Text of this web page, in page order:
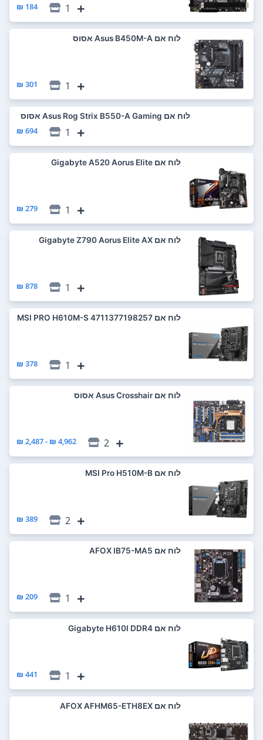
1
184 ₪
לוח אם Asus B450M-A אסוס
1
301 ₪
לוח אם Asus Rog Strix B550-A Gaming אסוס
1
694 ₪
לוח אם Gigabyte A520 Aorus Elite
1
279 ₪
לוח אם Gigabyte Z790 Aorus Elite AX
1
878 ₪
לוח אם MSI PRO H610M-S 4711377198257
1
378 ₪
לוח אם Asus Crosshair אסוס
2
4,962 ₪ - 2,487 ₪
לוח אם MSI Pro H510M-B
2
389 ₪
לוח אם AFOX IB75-MA5
1
209 ₪
לוח אם Gigabyte H610I DDR4
1
441 ₪
לוח אם AFOX AFHM65-ETH8EX